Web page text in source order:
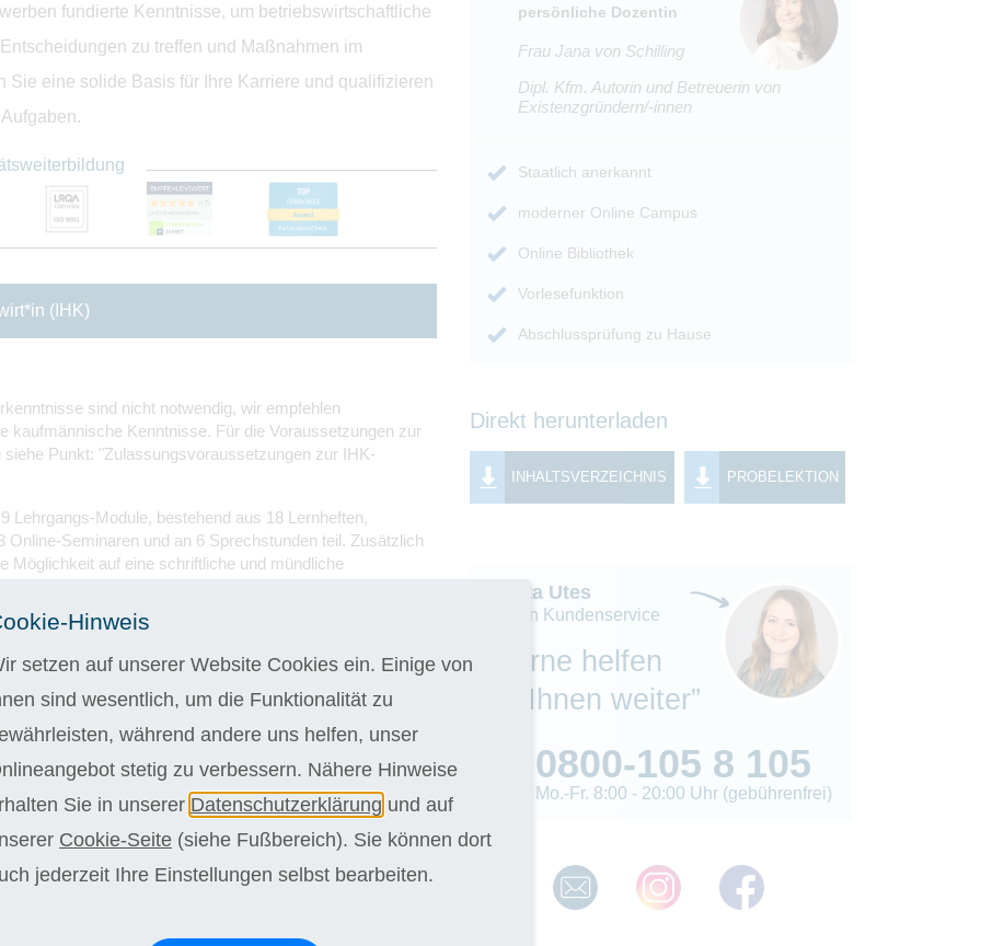
fundierte Kenntnisse, um betriebswirtschaftliche
zu treffen und Maßnahmen im
Sie eine solide Basis für Ihre Karriere und qualifizieren
(IHK)
sind nicht notwendig, wir empfehlen
kaufmännische Kenntnisse. Für die Voraussetzungen zur
siehe Punkt: "Zulassungsvoraussetzungen zur IHK-
Lehrgangs-Module, bestehend aus 18 Lernheften,
Online-Seminaren und an 6 Sprechstunden teil. Zusätzlich
Möglichkeit auf eine schriftliche und mündliche
kostenlos testen
bei einer wöchentlichen Bearbeitungszeit
Wir bieten Ihnen jedoch die Möglichkeit schneller oder
Die Regelstudienzeit kann bei langsamerem
36 Monate kostenlos überschritten werden.
Sie niemals alleine da. Vertrauen Sie auf eine
Betreuung durch unsere sympathischen Fachdozenten,
auf Ihre Bedürfnisse eingehen, sich Zeit für Sie nehmen
unterstützen. Profitieren Sie von flexiblen
und erleben Sie einen inspirierenden Austausch, der
abwechslungsreich und unvergesslich werden lässt.
persönliche Dozentin
Frau Jana von Schilling
Dipl. Kfm. Autorin und Betreuerin von
Existenzgründern/-innen
Staatlich anerkannt
moderner Online Campus
Online Bibliothek
Vorlesefunktion
Abschlussprüfung zu Hause
Direkt herunterladen
INHALTSVERZEICHNIS PROBELEKTION
Madita Utes
Leiterin Kundenservice
“Gerne helfen
wir Ihnen weiter”
0800-105 8 105
Mo.-Fr. 8:00 - 20:00 Uhr (gebührenfrei)
Hinweis
setzen auf unserer Website Cookies ein. Einige von
sind wesentlich, um die Funktionalität zu
während andere uns helfen, unser
stetig zu verbessern. Nähere Hinweise
Sie in unserer Datenschutzerklärung und auf
Cookie-Seite (siehe Fußbereich). Sie können dort
jederzeit Ihre Einstellungen selbst bearbeiten.